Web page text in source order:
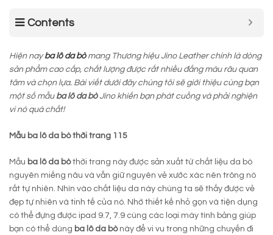
Contents
Hiện nayba lô da bò mang Thương hiệu Jino Leather chính là dòng
sản phẩm cao cấp, chất lượng được rất nhiều đấng màu râu quan
tâm và chọn lựa. Bài viết dưới đây chúng tôi sẽ giới thiệu cùng bạn
một số mẫu ba lô da bò Jino khiến bạn phát cuồng và phải nghiện
vì nó quá chất!
Mẫu ba lô da bò thời trang 115
Mẫu ba lô da bòthời trang này được sản xuất từ chất liệu da bò
nguyên miếng nâu và vẫn giữ nguyên vẻ xước xác nên trông nó
rất tự nhiên. Nhìn vào chất liệu da này chúng ta sẽ thấy được vẻ
đẹp tự nhiên và tinh tế của nó. Nhờ thiết kế nhỏ gọn và tiện dụng
có thể đựng được ipad 9.7, 7.9 cùng các loại máy tính bảng giúp
bạn có thể dùng ba lô da bò này để vi vu trong những chuyến đi